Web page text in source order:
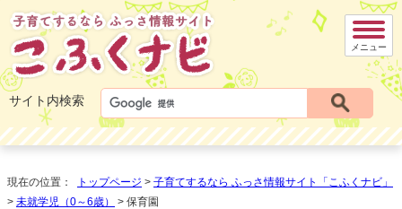
サイト内検索
メニュー
現在の位置： トップページ > 子育てするなら ふっさ情報サイト「こふくナビ」
> 未就学児（0～6歳） > 保育園